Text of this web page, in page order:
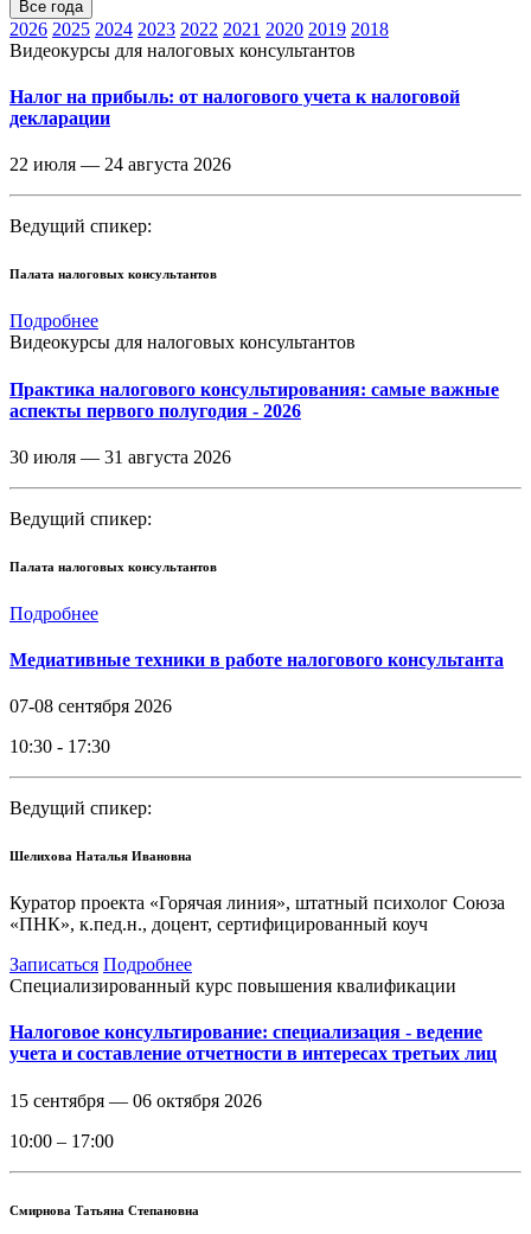
Все года
2026 2025 2024 2023 2022 2021 2020 2019 2018
Видеокурсы для налоговых консультантов
Налог на прибыль: от налогового учета к налоговой
декларации
22 июля — 24 августа 2026
Ведущий спикер:
Палата налоговых консультантов
Подробнее
Видеокурсы для налоговых консультантов
Практика налогового консультирования: самые важные
аспекты первого полугодия - 2026
30 июля — 31 августа 2026
Ведущий спикер:
Палата налоговых консультантов
Подробнее
Медиативные техники в работе налогового консультанта
07-08 сентября 2026
10:30 - 17:30
Ведущий спикер:
Шелихова Наталья Ивановна
Куратор проекта «Горячая линия», штатный психолог Союза
«ПНК», к.пед.н., доцент, сертифицированный коуч
Записаться Подробнее
Специализированный курс повышения квалификации
Налоговое консультирование: специализация - ведение
учета и составление отчетности в интересах третьих лиц
15 сентября — 06 октября 2026
10:00 – 17:00
Смирнова Татьяна Степановна